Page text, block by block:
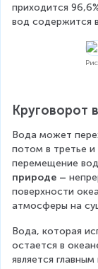
приходится
вод содержится
Круговорот
Вода может
потом в третье
перемещение
природе –
поверхности
атмосферы на
Вода, которая
остается в
является